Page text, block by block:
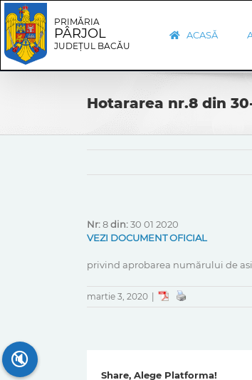
Skip
to
content
Skip
Navigation
PRIMĂRIA
PÂRJOL
JUDEȚUL BACĂU
ACASĂ
Hotararea nr.8 din
Nr:8din:30 01 2020
VEZI DOCUMENT OFICIAL
privind aprobarea numărului de
martie 3, 2020
Share, Alege Platforma!
🔇